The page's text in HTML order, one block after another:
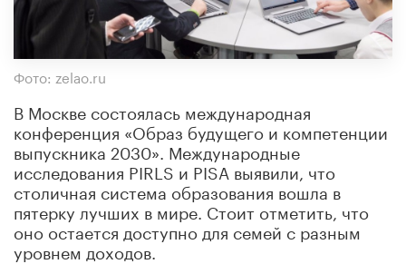
Фото: zelao.ru
В Москве состоялась международная
конференция «Образ будущего и компетенции
выпускника 2030». Международные
исследования PIRLS и PISA выявили, что
столичная система образования вошла в
пятерку лучших в мире. Стоит отметить, что
оно остается доступно для семей с разным
уровнем доходов.